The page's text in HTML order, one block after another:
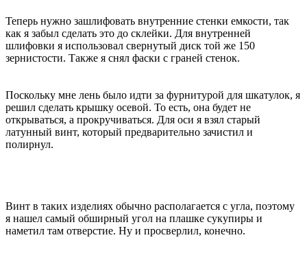
Теперь нужно зашлифовать внутренние стенки емкости, так
как я забыл сделать это до склейки. Для внутренней
шлифовки я использовал свернутый диск той же 150
зернистости. Также я снял фаски с граней стенок.
Поскольку мне лень было идти за фурнитурой для шкатулок, я
решил сделать крышку осевой. То есть, она будет не
открываться, а прокручиваться. Для оси я взял старый
латунный винт, который предварительно зачистил и
полирнул.
Винт в таких изделиях обычно располагается с угла, поэтому
я нашел самый обширный угол на плашке сукупиры и
наметил там отверстие. Ну и просверлил, конечно.